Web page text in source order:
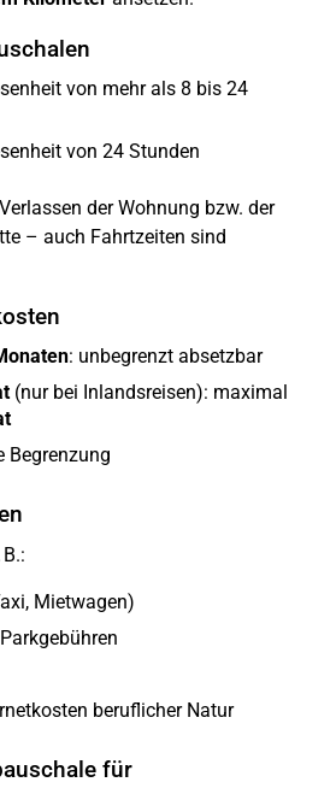
von mehr als 8 bis 24
von 24 Stunden
der Wohnung bzw. der
– auch Fahrtzeiten sind
: unbegrenzt absetzbar
(nur bei Inlandsreisen): maximal
Begrenzung
Mietwagen)
beruflicher Natur
für